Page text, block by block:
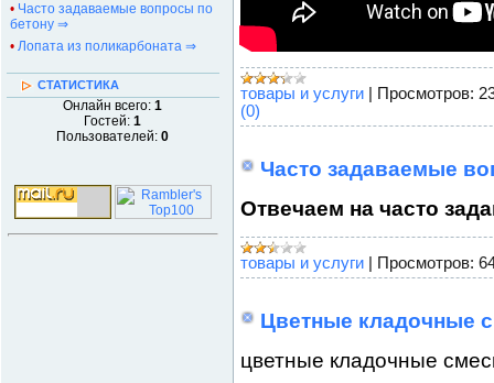
• Часто задаваемые вопросы по
бетону ⇒
• Лопата из поликарбоната ⇒
СТАТИСТИКА
Онлайн всего:1
Гостей:1
Пользователей:0
товары и услуги Просмотров:
(0)
Часто задаваемые
Отвечаем на часто
товары и услуги Просмотров:
Цветные кладочные
цветные кладочные